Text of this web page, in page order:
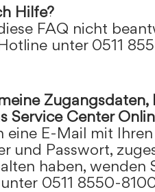
Hilfe?
FAQ nicht
unter 0511
Service Center
eine E-Mail mit
und Passwort,
haben, wenden
0511 8550-